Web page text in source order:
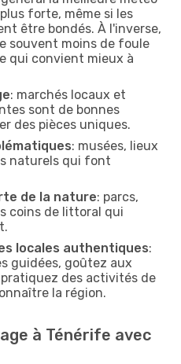
forte, même si les
être bondés. À l'inverse,
souvent moins de foule
qui convient mieux à
: marchés locaux et
sont de bonnes
des pièces uniques.
: musées, lieux
naturels qui font
de la nature: parcs,
coins de littoral qui
locales authentiques:
guidées, goûtez aux
des activités de
la région.
à Ténérife avec